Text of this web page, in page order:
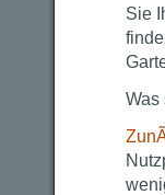
Sie
Was